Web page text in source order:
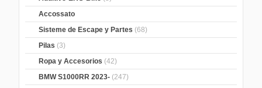
Accossato
Sisteme de Escape y Partes (68)
Pilas (3)
Ropa y Accesorios (42)
BMW S1000RR 2023- (247)